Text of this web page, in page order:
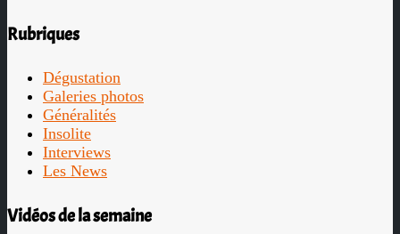
Rubriques
Dégustation
Galeries photos
Généralités
Insolite
Interviews
Les News
Vidéos de la semaine